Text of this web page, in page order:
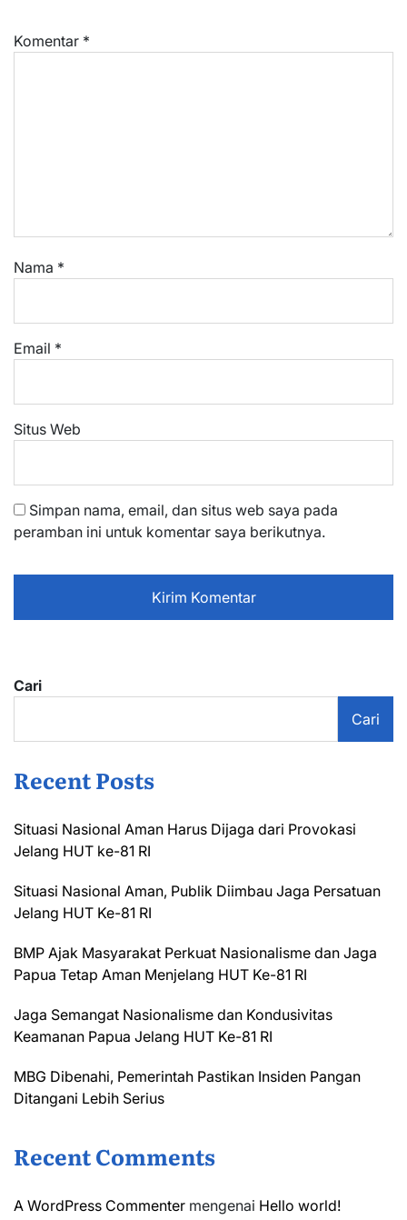
Komentar *
Nama *
Email *
Situs Web
Simpan nama, email, dan situs web saya pada
peramban ini untuk komentar saya berikutnya.
Cari
Cari
Recent Posts
Situasi Nasional Aman Harus Dijaga dari Provokasi
Jelang HUT ke-81 RI
Situasi Nasional Aman, Publik Diimbau Jaga Persatuan
Jelang HUT Ke-81 RI
BMP Ajak Masyarakat Perkuat Nasionalisme dan Jaga
Papua Tetap Aman Menjelang HUT Ke-81 RI
Jaga Semangat Nasionalisme dan Kondusivitas
Keamanan Papua Jelang HUT Ke-81 RI
MBG Dibenahi, Pemerintah Pastikan Insiden Pangan
Ditangani Lebih Serius
Recent Comments
A WordPress Commenter mengenai Hello world!